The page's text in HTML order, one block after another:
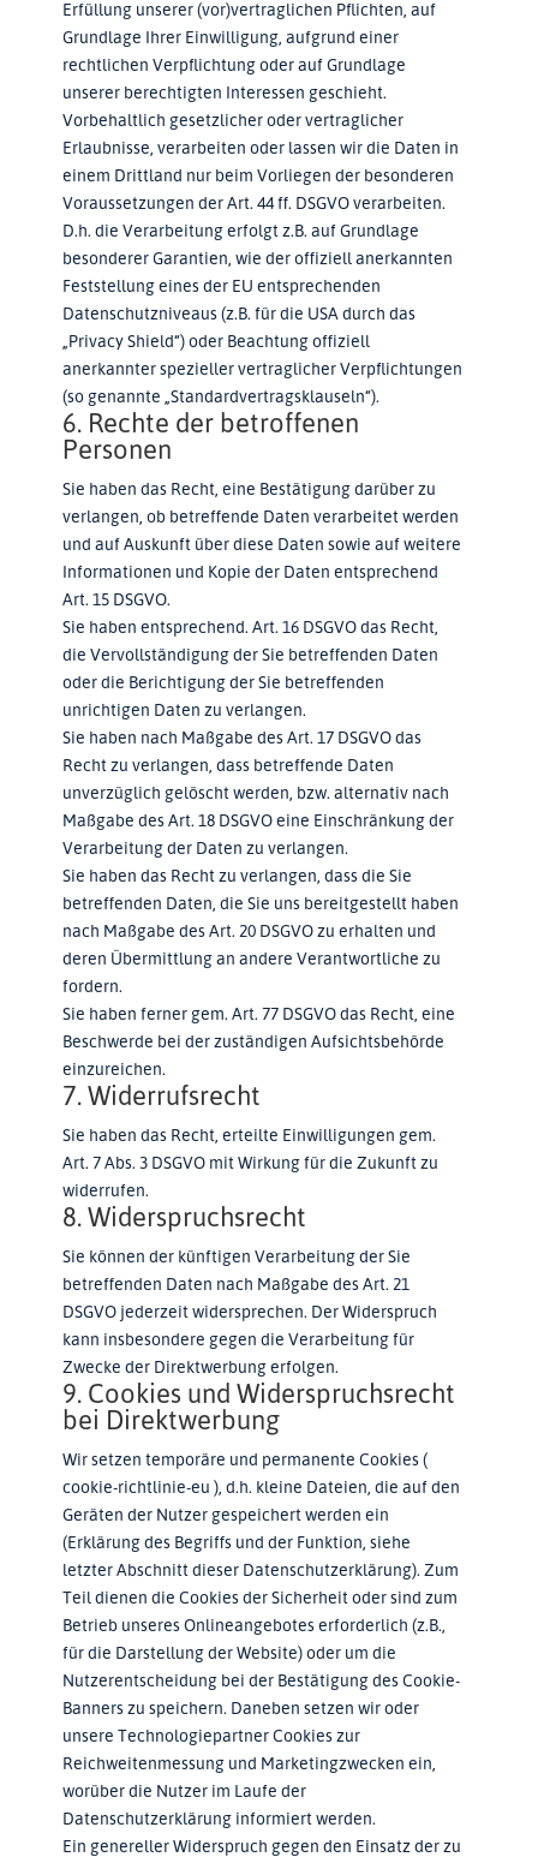
Erfüllung unserer (vor)vertraglichen Pflichten, auf
Grundlage Ihrer Einwilligung, aufgrund einer
rechtlichen Verpflichtung oder auf Grundlage
unserer berechtigten Interessen geschieht.
Vorbehaltlich gesetzlicher oder vertraglicher
Erlaubnisse, verarbeiten oder lassen wir die Daten in
einem Drittland nur beim Vorliegen der besonderen
Voraussetzungen der Art. 44 ff. DSGVO verarbeiten.
D.h. die Verarbeitung erfolgt z.B. auf Grundlage
besonderer Garantien, wie der offiziell anerkannten
Feststellung eines der EU entsprechenden
Datenschutzniveaus (z.B. für die USA durch das
„Privacy Shield“) oder Beachtung offiziell
anerkannter spezieller vertraglicher Verpflichtungen
(so genannte „Standardvertragsklauseln“).
6. Rechte der betroffenen
Personen
Sie haben das Recht, eine Bestätigung darüber zu
verlangen, ob betreffende Daten verarbeitet werden
und auf Auskunft über diese Daten sowie auf weitere
Informationen und Kopie der Daten entsprechend
Art. 15 DSGVO.
Sie haben entsprechend. Art. 16 DSGVO das Recht,
die Vervollständigung der Sie betreffenden Daten
oder die Berichtigung der Sie betreffenden
unrichtigen Daten zu verlangen.
Sie haben nach Maßgabe des Art. 17 DSGVO das
Recht zu verlangen, dass betreffende Daten
unverzüglich gelöscht werden, bzw. alternativ nach
Maßgabe des Art. 18 DSGVO eine Einschränkung der
Verarbeitung der Daten zu verlangen.
Sie haben das Recht zu verlangen, dass die Sie
betreffenden Daten, die Sie uns bereitgestellt haben
nach Maßgabe des Art. 20 DSGVO zu erhalten und
deren Übermittlung an andere Verantwortliche zu
fordern.
Sie haben ferner gem. Art. 77 DSGVO das Recht, eine
Beschwerde bei der zuständigen Aufsichtsbehörde
einzureichen.
7. Widerrufsrecht
Sie haben das Recht, erteilte Einwilligungen gem.
Art. 7 Abs. 3 DSGVO mit Wirkung für die Zukunft zu
widerrufen.
8. Widerspruchsrecht
Sie können der künftigen Verarbeitung der Sie
betreffenden Daten nach Maßgabe des Art. 21
DSGVO jederzeit widersprechen. Der Widerspruch
kann insbesondere gegen die Verarbeitung für
Zwecke der Direktwerbung erfolgen.
9. Cookies und Widerspruchsrecht
bei Direktwerbung
Wir setzen temporäre und permanente Cookies (
cookie-richtlinie-eu ), d.h. kleine Dateien, die auf den
Geräten der Nutzer gespeichert werden ein
(Erklärung des Begriffs und der Funktion, siehe
letzter Abschnitt dieser Datenschutzerklärung). Zum
Teil dienen die Cookies der Sicherheit oder sind zum
Betrieb unseres Onlineangebotes erforderlich (z.B.,
für die Darstellung der Website) oder um die
Nutzerentscheidung bei der Bestätigung des Cookie-
Banners zu speichern. Daneben setzen wir oder
unsere Technologiepartner Cookies zur
Reichweitenmessung und Marketingzwecken ein,
worüber die Nutzer im Laufe der
Datenschutzerklärung informiert werden.
Ein genereller Widerspruch gegen den Einsatz der zu